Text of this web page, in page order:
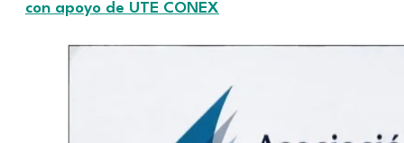
con apoyo de UTE CONEX